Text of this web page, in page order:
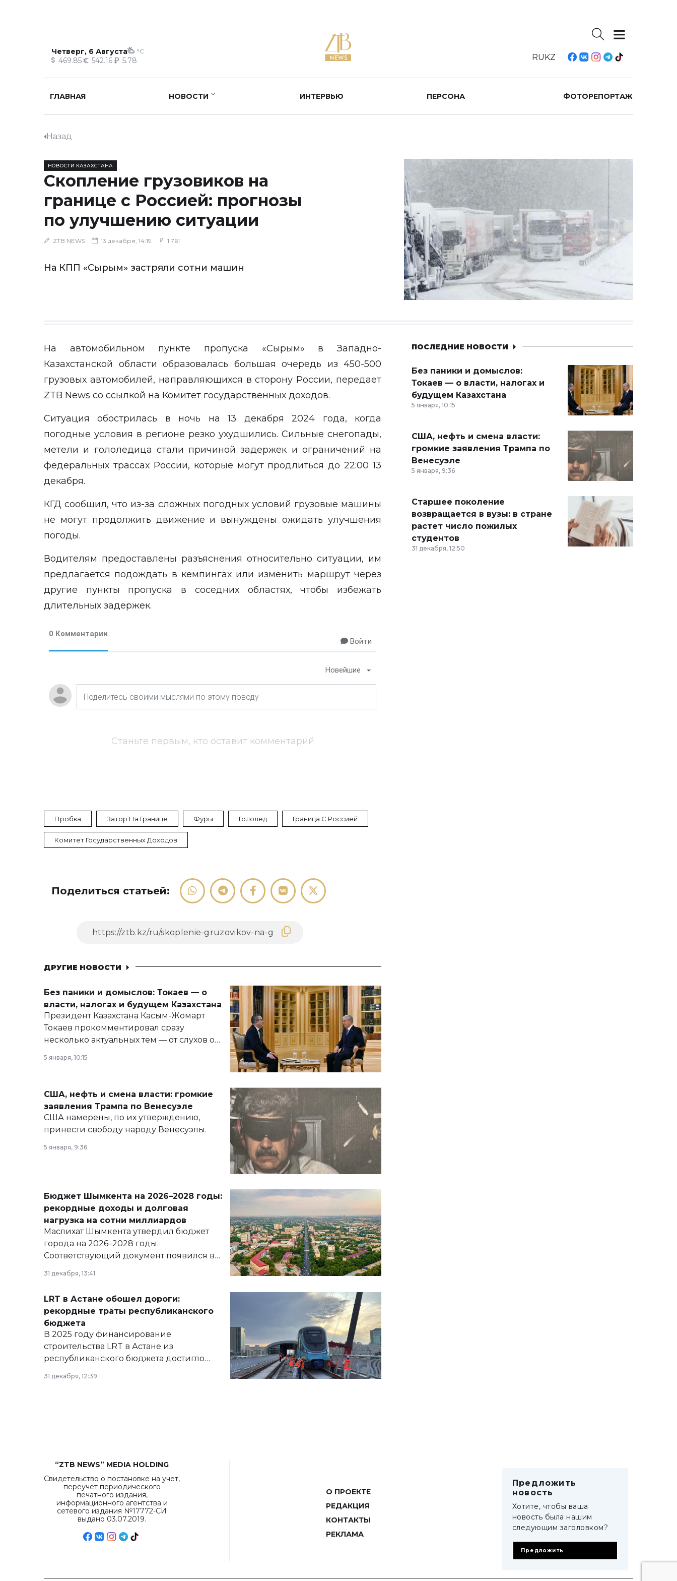
Четверг, 6 Августа °C
469.85 542.16 5.78 RUKZ
ГЛАВНАЯ НОВОСТИ ИНТЕРВЬЮ ПЕРСОНА ФОТОРЕПОРТАЖ
Назад
НОВОСТИ КАЗАХСТАНА
Скопление грузовиков на
границе с Россией: прогнозы
по улучшению ситуации
ZTB NEWS 13 декабря, 14:19 1,761
На КПП «Сырым» застряли сотни машин
На автомобильном пункте пропуска «Сырым» в Западно-
Казахстанской области образовалась большая очередь из 450-500
грузовых автомобилей, направляющихся в сторону России, передает
ZTB News со ссылкой на Комитет государственных доходов.
Ситуация обострилась в ночь на 13 декабря 2024 года, когда
погодные условия в регионе резко ухудшились. Сильные снегопады,
метели и гололедица стали причиной задержек и ограничений на
федеральных трассах России, которые могут продлиться до 22:00 13
декабря.
КГД сообщил, что из-за сложных погодных условий грузовые машины
не могут продолжить движение и вынуждены ожидать улучшения
погоды.
Водителям предоставлены разъяснения относительно ситуации, им
предлагается подождать в кемпингах или изменить маршрут через
другие пункты пропуска в соседних областях, чтобы избежать
длительных задержек.
0 Комментарии
Войти
Новейшие
Станьте первым, кто оставит комментарий
Пробка Затор На Границе Фуры Гололед Граница С Россией
Комитет Государственных Доходов
Поделиться статьей:
ДРУГИЕ НОВОСТИ
Без паники и домыслов: Токаев — о
власти, налогах и будущем Казахстана
Президент Казахстана Касым-Жомарт
Токаев прокомментировал сразу
несколько актуальных тем — от слухов о
армии, экономики и личного здоровья.
5 января, 10:15
США, нефть и смена власти: громкие
заявления Трампа по Венесуэле
США намерены, по их утверждению,
принести свободу народу Венесуэлы.
5 января, 9:36
Бюджет Шымкента на 2026–2028 годы:
рекордные доходы и долговая
нагрузка на сотни миллиардов
Маслихат Шымкента утвердил бюджет
города на 2026–2028 годы.
Соответствующий документ появился в
базе нормативных правовых актов и на
сайте маслихат города.
31 декабря, 13:41
LRT в Астане обошел дороги:
рекордные траты республиканского
бюджета
В 2025 году финансирование
строительства LRT в Астане из
республиканского бюджета достигло
рекордных объемов.
31 декабря, 12:39
ПОСЛЕДНИЕ НОВОСТИ
Без паники и домыслов:
Токаев — о власти, налогах и
будущем Казахстана
5 января, 10:15
США, нефть и смена власти:
громкие заявления Трампа по
Венесуэле
5 января, 9:36
Старшее поколение
возвращается в вузы: в стране
растет число пожилых
студентов
31 декабря, 12:50
“ZTB NEWS” MEDIA HOLDING
Свидетельство о постановке на учет,
переучет периодического
печатного издания,
информационного агентства и
сетевого издания №17772-СИ
выдано 03.07.2019.
О ПРОЕКТЕ
РЕДАКЦИЯ
КОНТАКТЫ
РЕКЛАМА
Предложить
новость
Хотите, чтобы ваша
новость была нашим
следующим заголовком?
Предложить